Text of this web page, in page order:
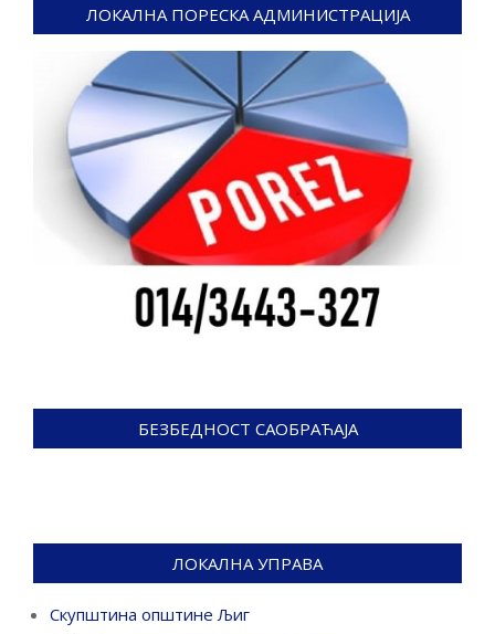
ЛОКАЛНА ПОРЕСКА АДМИНИСТРАЦИЈА
БЕЗБЕДНОСТ САОБРАЋАЈА
ЛОКАЛНА УПРАВА
Скупштина општине Љиг